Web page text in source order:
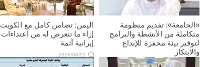
«الجامعة»: تقديم منظومة
متكاملة من الأنشطة والبرامج
لتوفير بيئة محفزة للإبداع
والابتكار
2026/08/03
اليمن: تضامن كامل مع الكويت
إزاء ما تتعرض له من اعتداءات
إيرانية آثمة
2026/08/03